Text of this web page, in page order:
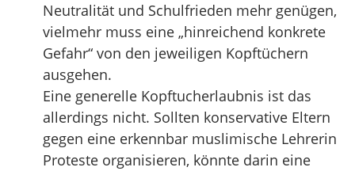
Neutralität und Schulfrieden mehr genügen,
vielmehr muss eine „hinreichend konkrete
Gefahr“ von den jeweiligen Kopftüchern
ausgehen.
Eine generelle Kopftucherlaubnis ist das
allerdings nicht. Sollten konservative Eltern
gegen eine erkennbar muslimische Lehrerin
Proteste organisieren, könnte darin eine